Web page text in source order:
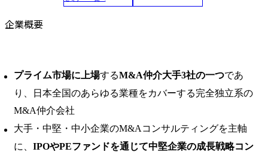
企業概要
プライム市場に上場するM&A仲介大手3社の一つであ
り、日本全国のあらゆる業種をカバーする完全独立系の
M&A仲介会社
大手・中堅・中小企業のM&Aコンサルティングを主軸
に、 IPOやPEファンドを通じて中堅企業の成長戦略コン